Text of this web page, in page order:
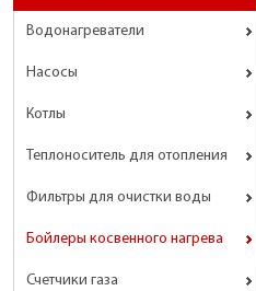
Водонагреватели
Насосы
Котлы
Теплоноситель для отопления
Фильтры для очистки воды
Бойлеры косвенного нагрева
Счетчики газа